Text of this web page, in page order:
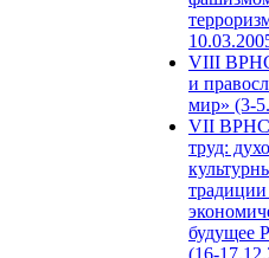
VIII
и
мир» (3-
VII ВРНС
труд:
будущее
(16-